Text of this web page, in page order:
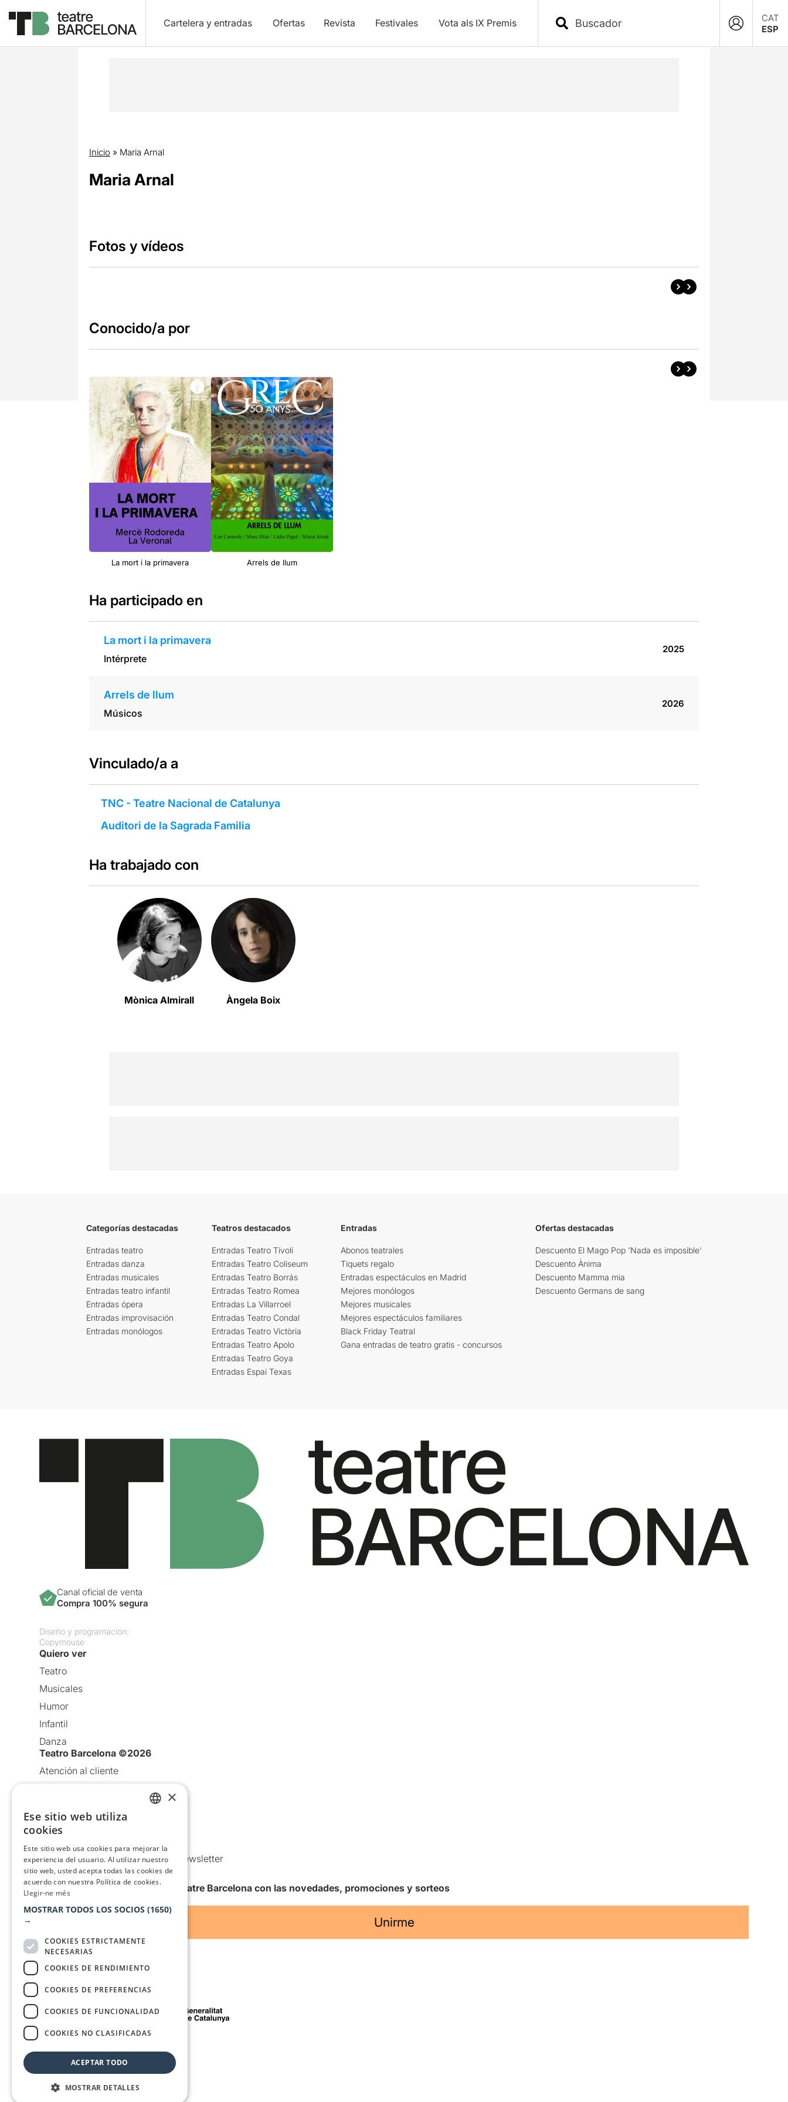
Cartelera y entradas Ofertas Revista Festivales Vota als IX Premis
CAT
ESP
Inicio » Maria Arnal
Maria Arnal
Fotos y vídeos
Conocido/a por
La mort i la primavera Arrels de llum
Ha participado en
La mort i la primavera
Intérprete
2025
Arrels de llum
Músicos
2026
Vinculado/a a
TNC - Teatre Nacional de Catalunya
Auditori de la Sagrada Familia
Ha trabajado con
Mònica Almirall Àngela Boix
Categorías destacadas
Entradas teatro
Entradas danza
Entradas musicales
Entradas teatro infantil
Entradas ópera
Entradas improvisación
Entradas monólogos
Teatros destacados
Entradas Teatro Tívoli
Entradas Teatro Coliseum
Entradas Teatro Borrás
Entradas Teatro Romea
Entradas La Villarroel
Entradas Teatro Condal
Entradas Teatro Victòria
Entradas Teatro Apolo
Entradas Teatro Goya
Entradas Espai Texas
Entradas
Abonos teatrales
Tiquets regalo
Entradas espectáculos en Madrid
Mejores monólogos
Mejores musicales
Mejores espectáculos familiares
Black Friday Teatral
Gana entradas de teatro gratis - concursos
Ofertas destacadas
Descuento El Mago Pop 'Nada es imposible'
Descuento Ànima
Descuento Mamma mia
Descuento Germans de sang
Canal oficial de venta
Compra 100% segura
Diseño y programación:
Copymouse
Quiero ver
Teatro
Musicales
Humor
Infantil
Danza
Teatro Barcelona ©2026
Atención al cliente
Política de Cookies
Comunicaciones comerciales y Newsletter
Anuncia’t
Quiero recibir la newsletter de Teatre Barcelona con las novedades, promociones y sorteos
Unirme
Con el apoyo de
×
Ese sitio web utiliza
cookies
Este sitio web usa cookies para mejorar la
experiencia del usuario. Al utilizar nuestro
sitio web, usted acepta todas las cookies de
acuerdo con nuestra Política de cookies.
Llegir-ne més
MOSTRAR TODOS LOS SOCIOS (1650)
→
COOKIES ESTRICTAMENTE
NECESARIAS
COOKIES DE RENDIMIENTO
COOKIES DE PREFERENCIAS
COOKIES DE FUNCIONALIDAD
COOKIES NO CLASIFICADAS
ACEPTAR TODO
MOSTRAR DETALLES